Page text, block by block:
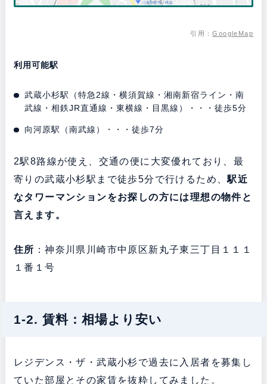
引用：GoogleMap
利用可能駅
武蔵小杉駅（特急2線・横須賀線・湘南新宿ライン・南
武線・相鉄JR直通線・東横線・目黒線）・・・徒歩5分
向河原駅（南武線）・・・徒歩7分
2駅8路線が使え、交通の便に大変優れており、最
寄りの武蔵小杉駅まで徒歩5分で行けるため、駅近
なタワーマンションをお探しの方には理想の物件と
言えます。
住所 ：神奈川県川崎市中原区新丸子東三丁目１１１
１番１号
1-2. 賃料：相場より安い
レジデンス・ザ・武蔵小杉で過去に入居者を募集し
ていた部屋とその家賃を抜粋してみました。